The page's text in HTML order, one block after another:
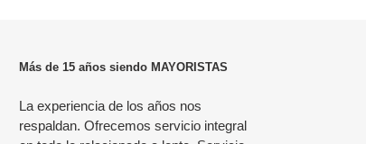
Más de 15 años siendo MAYORISTAS
La experiencia de los años nos
respaldan. Ofrecemos servicio integral